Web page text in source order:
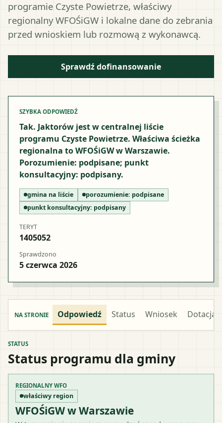
programie Czyste Powietrze, właściwy
regionalny WFOŚiGW i lokalne dane do zebrania
przed wnioskiem lub rozmową z wykonawcą.
Sprawdź dofinansowanie
SZYBKA ODPOWIEDŹ
Tak. Jaktorów jest w centralnej liście
programu Czyste Powietrze. Właściwa ścieżka
regionalna to WFOŚiGW w Warszawie.
Porozumienie: podpisane; punkt
konsultacyjny: podpisany.
gmina na liście porozumienie: podpisane
punkt konsultacyjny: podpisany
TERYT
1405052
Sprawdzono
5 czerwca 2026
NA STRONIE Odpowiedź Status Wniosek Dotacja
STATUS
Status programu dla gminy
REGIONALNY WFO
właściwy region
WFOŚiGW w Warszawie